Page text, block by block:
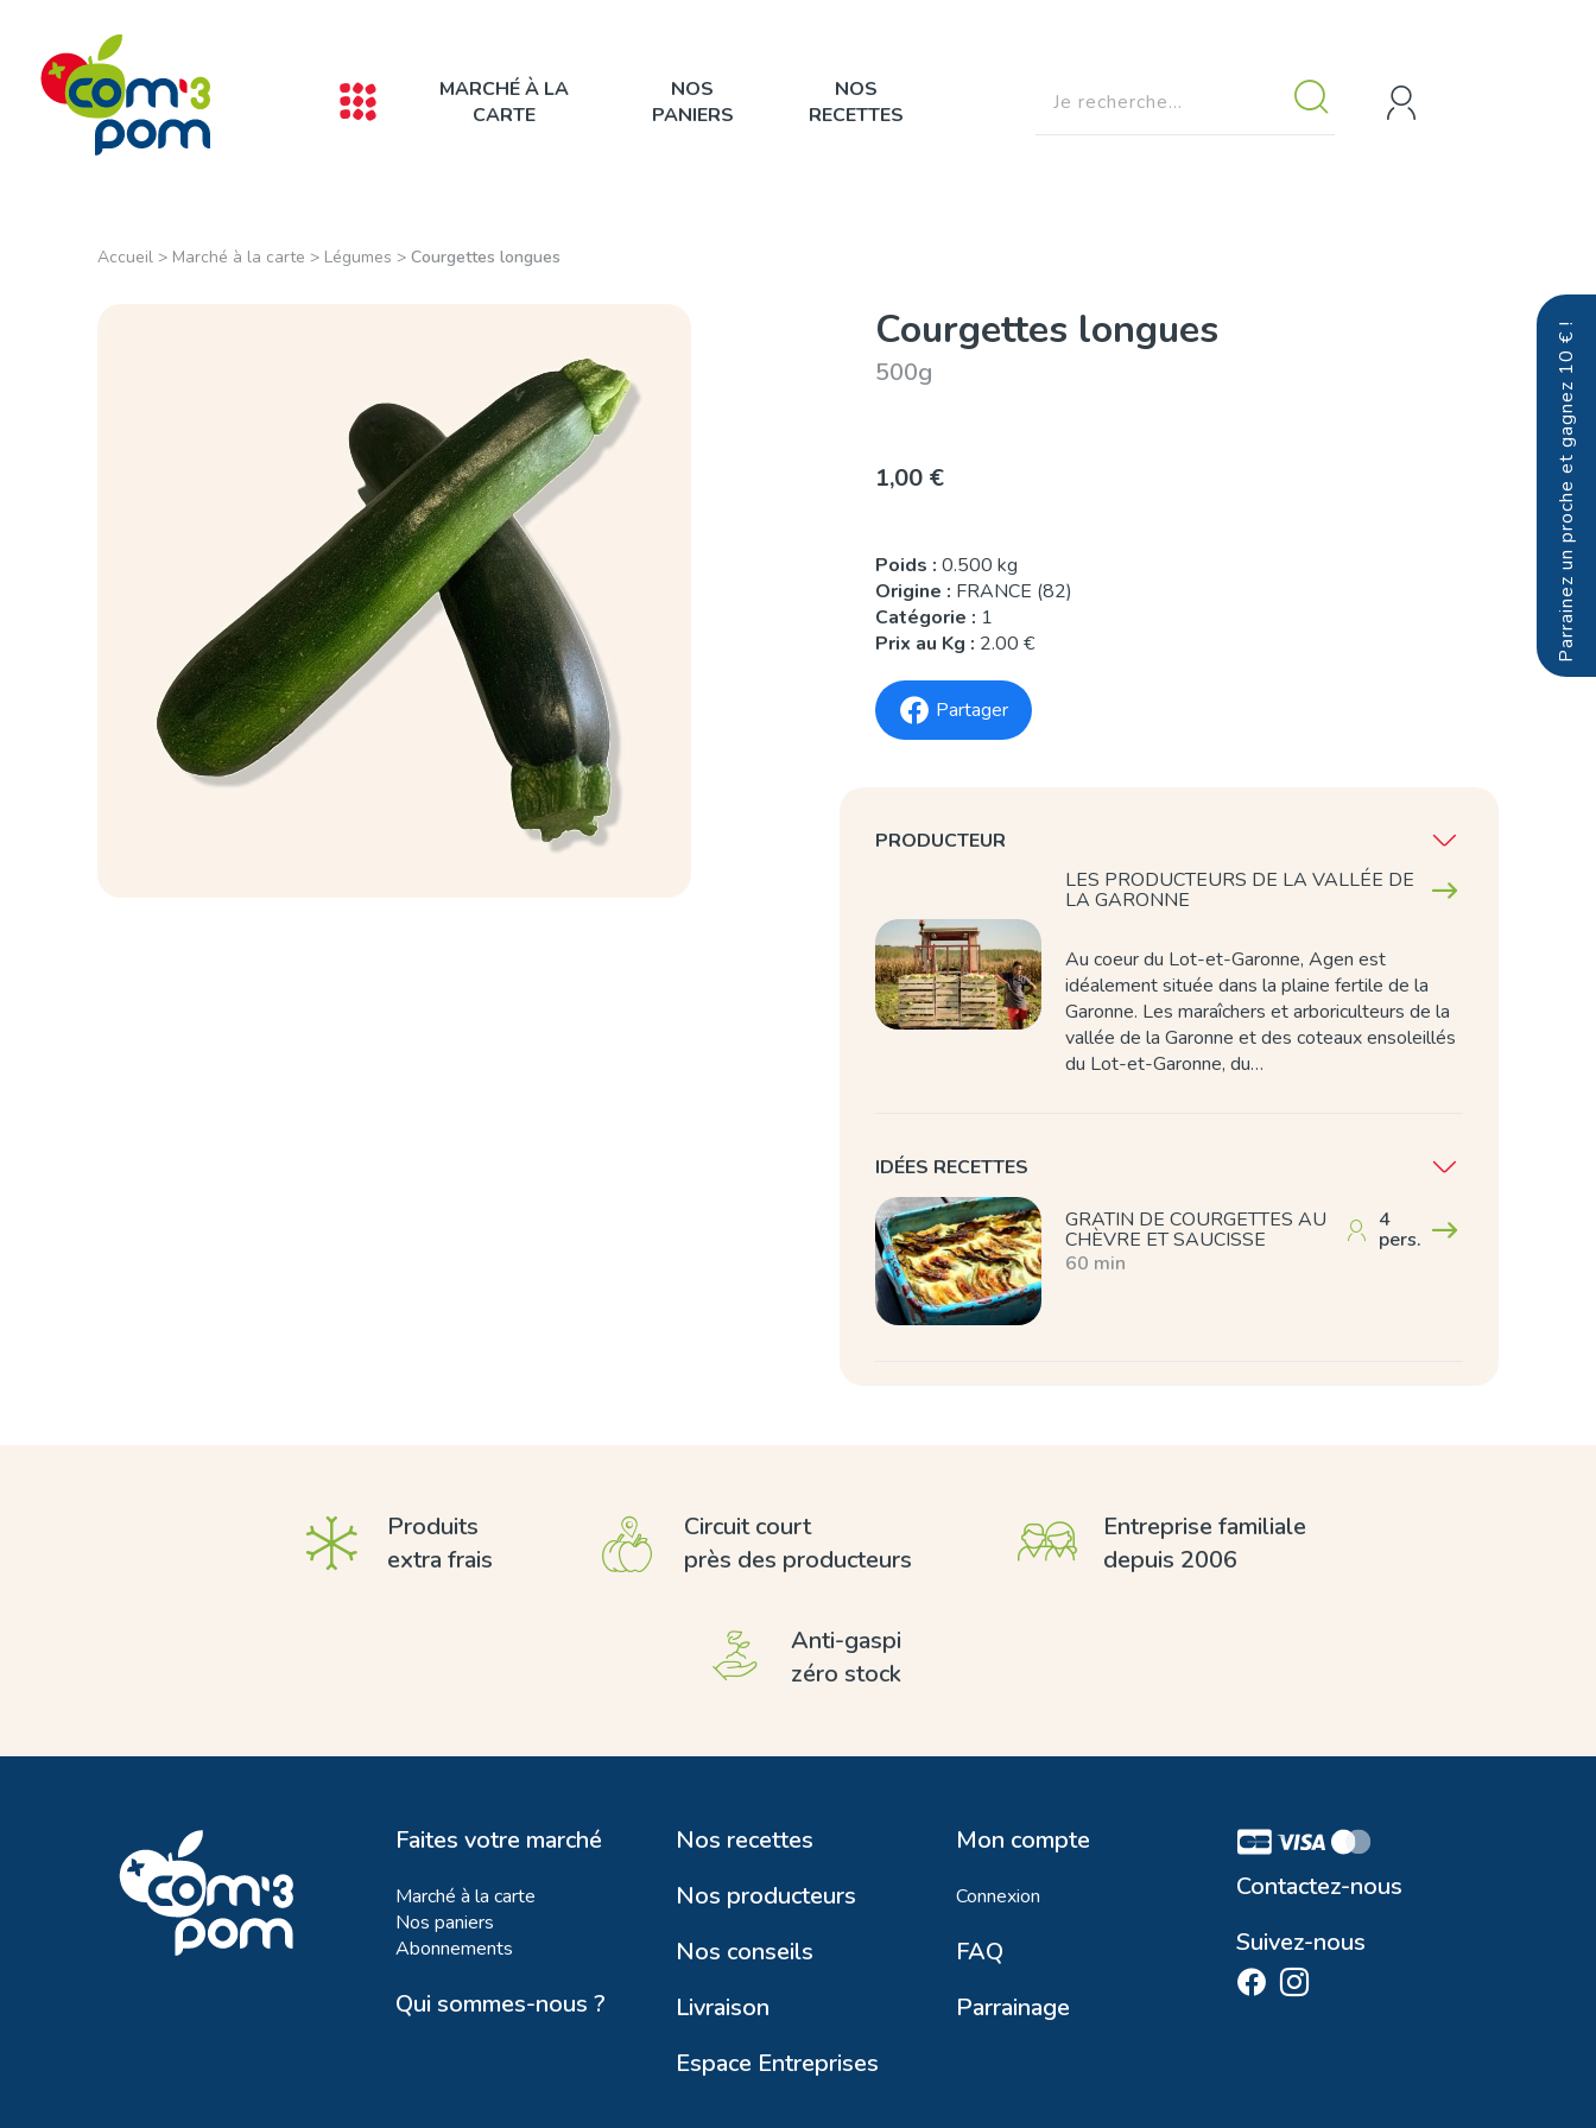
MARCHÉ À LA
CARTE
NOS
PANIERS
NOS
RECETTES
Parrainez un proche et gagnez 10 € !
Accueil > Marché à la carte > Légumes > Courgettes longues
Courgettes longues
500g
1,00 €
Poids : 0.500 kg
Origine : FRANCE (82)
Catégorie : 1
Prix au Kg : 2.00 €
Partager
PRODUCTEUR
LES PRODUCTEURS DE LA VALLÉE DE
LA GARONNE
Au coeur du Lot-et-Garonne, Agen est
idéalement située dans la plaine fertile de la
Garonne. Les maraîchers et arboriculteurs de la
vallée de la Garonne et des coteaux ensoleillés
du Lot-et-Garonne, du…
IDÉES RECETTES
GRATIN DE COURGETTES AU
CHÈVRE ET SAUCISSE
4
pers.
60 min
Produits
extra frais
Circuit court
près des producteurs
Entreprise familiale
depuis 2006
Anti-gaspi
zéro stock
Faites votre marché
Marché à la carte
Nos paniers
Abonnements
Qui sommes-nous ?
Nos recettes
Nos producteurs
Nos conseils
Livraison
Espace Entreprises
Mon compte
Connexion
FAQ
Parrainage
Contactez-nous
Suivez-nous